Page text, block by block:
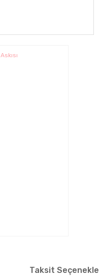
Taksit